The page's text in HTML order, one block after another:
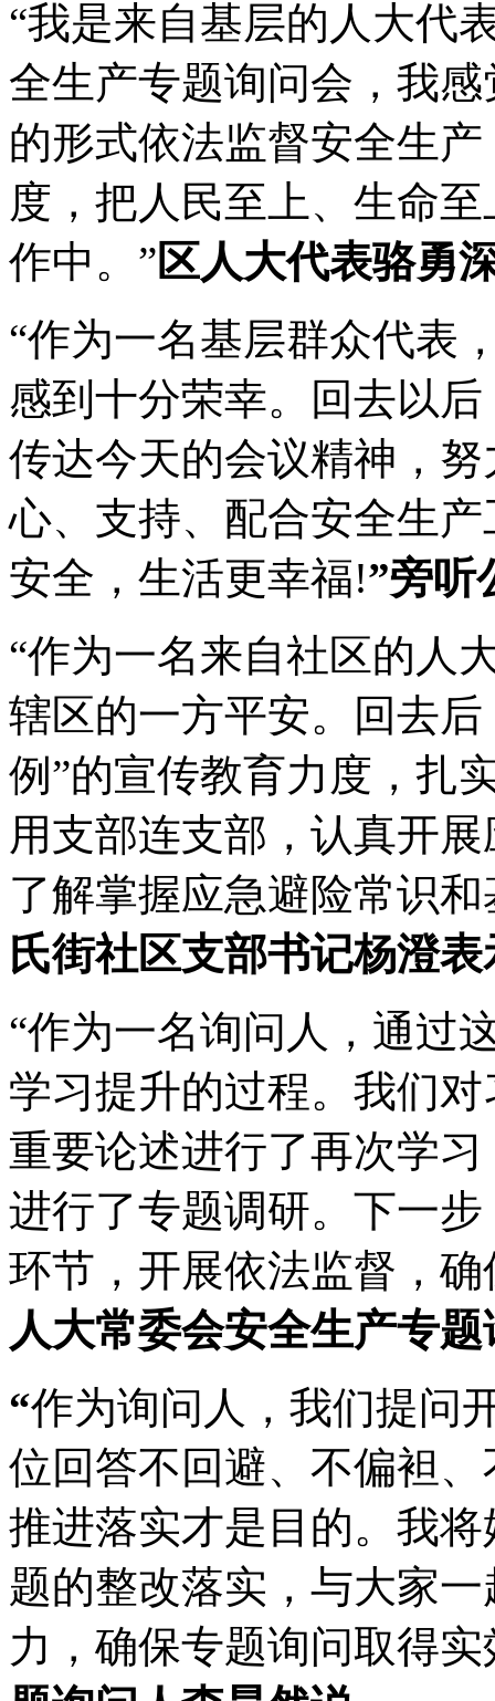
“我是来自基层的人大代
全生产专题询问会，我
的形式依法监督安全生
度，把人民至上、生命
作中。”区人大代表骆勇
“作为一名基层群众代表
感到十分荣幸。回去以
传达今天的会议精神，
心、支持、配合安全生
安全，生活更幸福!”旁听
“作为一名来自社区的人
辖区的一方平安。回去
例”的宣传教育力度，扎
用支部连支部，认真开
了解掌握应急避险常识
氏街社区支部书记杨澄表
“作为一名询问人，通过
学习提升的过程。我们
重要论述进行了再次学习
进行了专题调研。下一
环节，开展依法监督，
人大常委会安全生产专
“作为询问人，我们提问
位回答不回避、不偏袒
推进落实才是目的。我
题的整改落实，与大家
力，确保专题询问取得实